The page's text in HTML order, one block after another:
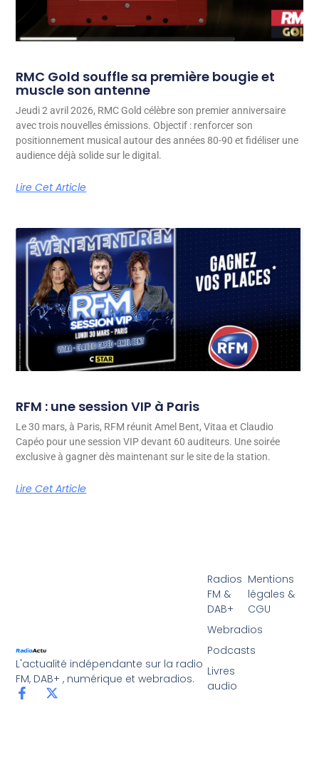
RMC Gold souffle sa première bougie et
muscle son antenne
Jeudi 2 avril 2026, RMC Gold célèbre son premier anniversaire
avec trois nouvelles émissions. Objectif : renforcer son
positionnement musical autour des années 80-90 et fidéliser une
audience déjà solide sur le digital.
Lire Cet Article
RFM : une session VIP à Paris
Le 30 mars, à Paris, RFM réunit Amel Bent, Vitaa et Claudio
Capéo pour une session VIP devant 60 auditeurs. Une soirée
exclusive à gagner dès maintenant sur le site de la station.
Lire Cet Article
L'actualité indépendante sur la radio
FM, DAB+ , numérique et webradios.
Radios
FM &
DAB+
Webradios
Podcasts
Livres
audio
Mentions
légales &
CGU